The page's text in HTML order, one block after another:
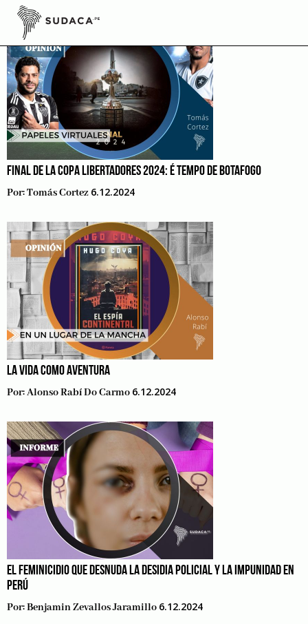
Skip
content
FINAL DE LA COPA LIBERTADORES 2024: É TEMPO DE BOTAFOGO
Por:Tomás Cortez 6.12.2024
LA VIDA COMO AVENTURA
Por:Alonso Rabí Do Carmo 6.12.2024
EL FEMINICIDIO QUE DESNUDA LA DESIDIA POLICIAL Y LA IMPUNIDAD EN
PERÚ
Por:Benjamin Zevallos Jaramillo 6.12.2024